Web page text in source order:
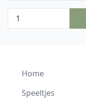
Home
Speeltjes